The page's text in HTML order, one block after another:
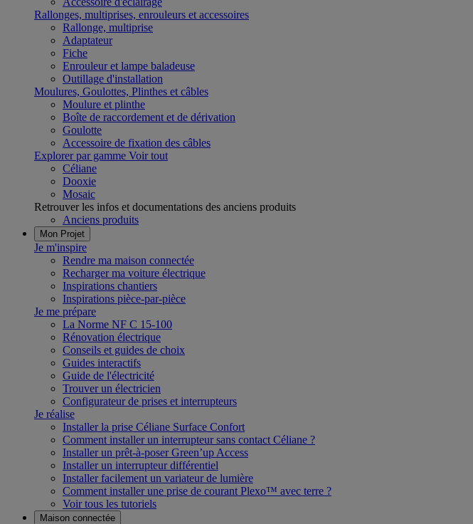
Rallonges, multiprises, enrouleurs et accessoires
Rallonge, multiprise
Adaptateur
Fiche
Enrouleur et lampe baladeuse
Outillage d'installation
Moulures, Goulottes, Plinthes et câbles
Moulure et plinthe
Boîte de raccordement et de dérivation
Goulotte
Accessoire de fixation des câbles
Explorer par gamme Voir tout
Céliane
Dooxie
Mosaic
Retrouver les infos et documentations des anciens produits
Anciens produits
Mon Projet
Je m'inspire
Rendre ma maison connectée
Recharger ma voiture électrique
Inspirations chantiers
Inspirations pièce-par-pièce
Je me prépare
La Norme NF C 15-100
Rénovation électrique
Conseils et guides de choix
Guides interactifs
Guide de l'électricité
Trouver un électricien
Configurateur de prises et interrupteurs
Je réalise
Installer la prise Céliane Surface Confort
Comment installer un interrupteur sans contact Céliane ?
Installer un prêt-à-poser Green’up Access
Installer un interrupteur différentiel
Installer facilement un variateur de lumière
Comment installer une prise de courant Plexo™ avec terre ?
Voir tous les tutoriels
Maison connectée